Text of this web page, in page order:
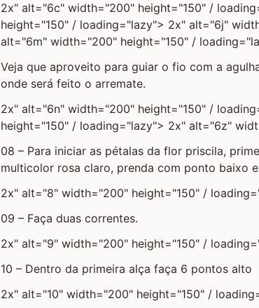
2x" alt="6c" width="200" height="150" /
height="150" / loading="lazy"> 2x" alt="6j"
alt="6m" width="200" height="150" /
Veja que aproveito para guiar o fio com a
onde será feito o arremate.
2x" alt="6n" width="200" height="150" /
height="150" / loading="lazy"> 2x" alt="6z"
08 – Para iniciar as pétalas da flor priscila,
multicolor rosa claro, prenda com ponto baixo
2x" alt="8" width="200" height="150" /
09 – Faça duas correntes.
2x" alt="9" width="200" height="150" /
10 – Dentro da primeira alça faça 6 pontos alto
2x" alt="10" width="200" height="150" /